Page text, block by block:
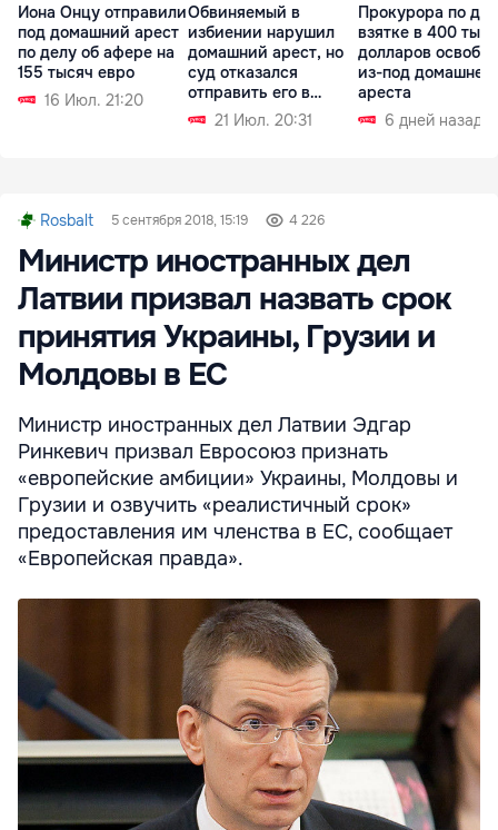
Иона Онцу отправили
под домашний арест
по делу об афере на
155 тысяч евро
16 Июл. 21:20
Обвиняемый в
избиении нарушил
домашний арест, но
суд отказался
отправить его в
СИЗО21 Июл. 20:31
Прокурора по
взятке в 400
долларов
из-под домашнего
ареста
6 дней назад
Rosbalt 5 сентября 2018, 15:19 4 226
Министр иностранных дел
Латвии призвал назвать срок
принятия Украины, Грузии и
Молдовы в ЕС
Министр иностранных дел Латвии Эдгар
Ринкевич призвал Евросоюз признать
«европейские амбиции» Украины, Молдовы и
Грузии и озвучить «реалистичный срок»
предоставления им членства в ЕС, сообщает
«Европейская правда».